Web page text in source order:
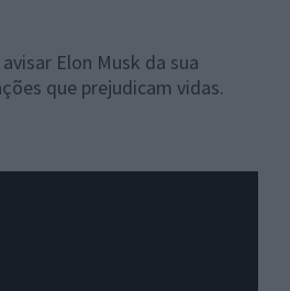
Elon Musk da sua
que prejudicam vidas.